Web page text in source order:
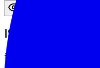
ISR过期与重建机制
当页面声明了